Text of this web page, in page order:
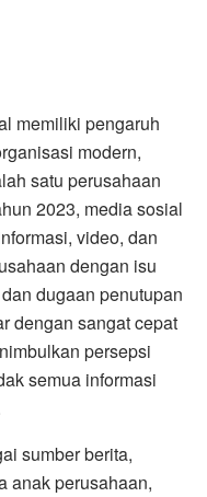
memiliki pengaruh
modern,
satu perusahaan
2023, media sosial
video, dan
dengan isu
dugaan penutupan
dengan sangat cepat
persepsi
semua informasi
sumber berita,
anak perusahaan,